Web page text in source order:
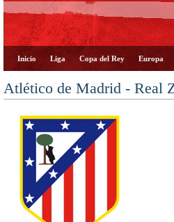
Inicio Liga Copa del Rey Europa
Atlético de Madrid - Real